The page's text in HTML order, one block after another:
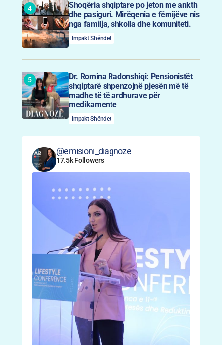
Shoqëria shqiptare po jeton me ankth
dhe pasiguri. Mirëqenia e fëmijëve nis
nga familja, shkolla dhe komuniteti.
Impakt Shëndet
Dr. Romina Radonshiqi: Pensionistët
shqiptarë shpenzojnë pjesën më të
madhe të të ardhurave për
medikamente
Impakt Shëndet
@emisioni_diagnoze
17.5k Followers